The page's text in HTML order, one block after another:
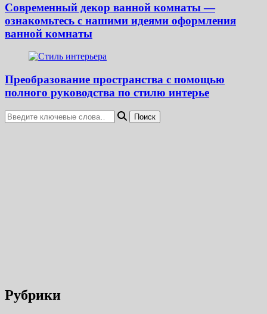
Современный декор ванной комнаты —
ознакомьтесь с нашими идеями оформления
ванной комнаты
Преобразование пространства с помощью
полного руководства по стилю интерье
Ищите
что-
Рубрики